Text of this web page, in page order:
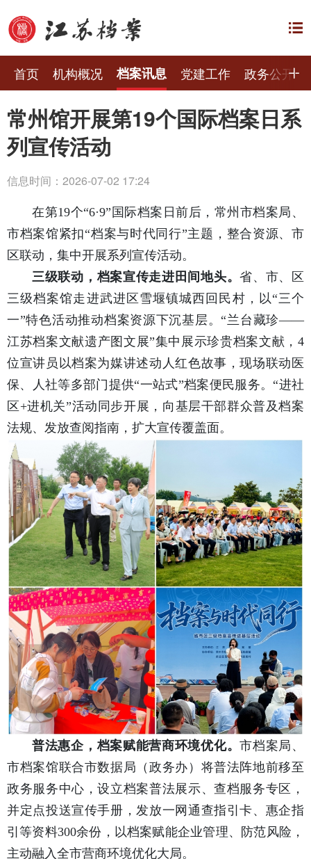
首页 机构概况 档案讯息 党建工作 政务公开
常州馆开展第19个国际档案日系
列宣传活动
信息时间：2026-07-02 17:24
在第19个“6·9”国际档案日前后，常州市档案局、
市档案馆紧扣“档案与时代同行”主题，整合资源、市
区联动，集中开展系列宣传活动。
三级联动，档案宣传走进田间地头。省、市、区
三级档案馆走进武进区雪堰镇城西回民村，以“三个
一”特色活动推动档案资源下沉基层。“兰台藏珍——
江苏档案文献遗产图文展”集中展示珍贵档案文献，4
位宣讲员以档案为媒讲述动人红色故事，现场联动医
保、人社等多部门提供“一站式”档案便民服务。“进社
区+进机关”活动同步开展，向基层干部群众普及档案
法规、发放查阅指南，扩大宣传覆盖面。
普法惠企，档案赋能营商环境优化。市档案局、
市档案馆联合市数据局（政务办）将普法阵地前移至
政务服务中心，设立档案普法展示、查档服务专区，
并定点投送宣传手册，发放一网通查指引卡、惠企指
引等资料300余份，以档案赋能企业管理、防范风险，
主动融入全市营商环境优化大局。